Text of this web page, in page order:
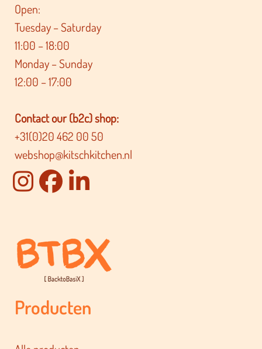
Open:
Tuesday – Saturday
11:00 – 18:00
Monday – Sunday
12:00 – 17:00
Contact our (b2c) shop:
+31(0)20 462 00 50
webshop@kitschkitchen.nl
Producten